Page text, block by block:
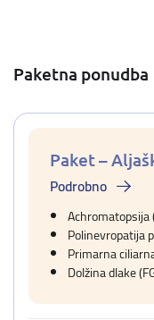
Paketna ponudba
Paket –
Podrobno
Achromatopsija
Polinevropatija
Primarna
Dolžina dlake